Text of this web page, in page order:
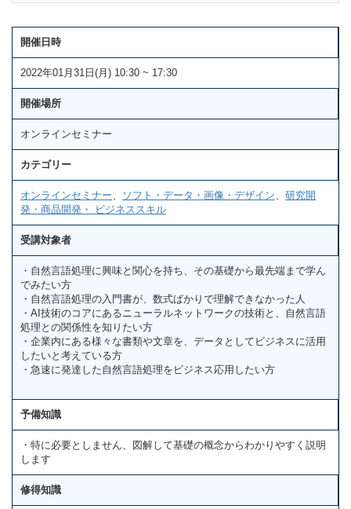
開催日時
2022年01月31日(月) 10:30 ~ 17:30
開催場所
オンラインセミナー
カテゴリー
オンラインセミナー ソフト・データ・画像・デザイン
研究開
発・商品開発・ ビジネススキル
受講対象者
・自然言語処理に興味と関心を持ち、その基礎から最先端まで学ん
でみたい方
・自然言語処理の入門書が、数式ばかりで理解できなかった人
・AI技術のコアにあるニューラルネットワークの技術と、自然言語
処理との関係性を知りたい方
・企業内にある様々な書類や文章を、データとしてビジネスに活用
したいと考えている方
・急速に発達した自然言語処理をビジネス応用したい方
予備知識
・特に必要としません、図解して基礎の概念からわかりやすく説明
します
修得知識